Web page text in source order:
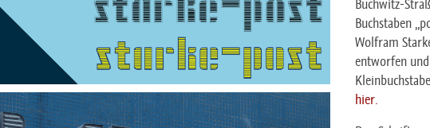
Buchwitz-
Buchstaben
Wolfram
entworfen
hier.